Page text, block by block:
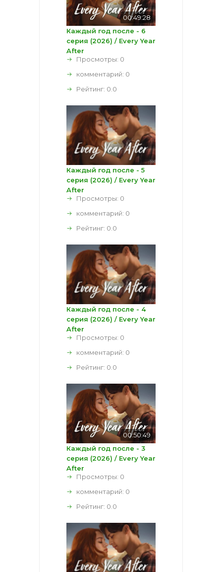
00:49:28
Каждый год после - 6
серия (2026) / Every Year
After
Просмотры: 0
комментарий: 0
Рейтинг: 0.0
Каждый год после - 5
серия (2026) / Every Year
After
Просмотры: 0
комментарий: 0
Рейтинг: 0.0
Каждый год после - 4
серия (2026) / Every Year
After
Просмотры: 0
комментарий: 0
Рейтинг: 0.0
00:50:49
Каждый год после - 3
серия (2026) / Every Year
After
Просмотры: 0
комментарий: 0
Рейтинг: 0.0